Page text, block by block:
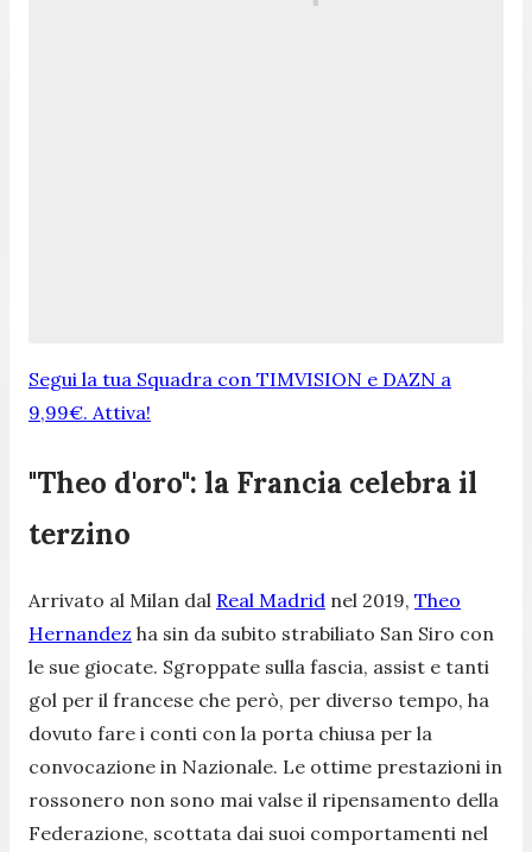
Segui la tua Squadra con TIMVISION e DAZN a
9,99€. Attiva!
"Theo d'oro": la Francia celebra il
terzino
Arrivato al Milan dal Real Madrid nel 2019, Theo
Hernandez ha sin da subito strabiliato San Siro con
le sue giocate. Sgroppate sulla fascia, assist e tanti
gol per il francese che però, per diverso tempo, ha
dovuto fare i conti con la porta chiusa per la
convocazione in Nazionale. Le ottime prestazioni in
rossonero non sono mai valse il ripensamento della
Federazione, scottata dai suoi comportamenti nel